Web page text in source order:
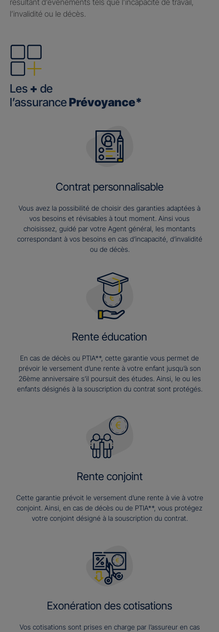
résultant d’événements tels que l’incapacité de travail,
l’invalidité ou le décès.
Les + de
l’assurance Prévoyance*
Contrat personnalisable
Vous avez la possibilité de choisir des garanties adaptées à
vos besoins et révisables à tout moment. Ainsi vous
choisissez, guidé par votre Agent général, les montants
correspondant à vos besoins en cas d’incapacité, d’invalidité
ou de décès.
Rente éducation
En cas de décès ou PTIA**, cette garantie vous permet de
prévoir le versement d’une rente à votre enfant jusqu’à son
26ème anniversaire s’il poursuit des études. Ainsi, le ou les
enfants désignés à la souscription du contrat sont protégés.
Rente conjoint
Cette garantie prévoit le versement d’une rente à vie à votre
conjoint. Ainsi, en cas de décès ou de PTIA**, vous protégez
votre conjoint désigné à la souscription du contrat.
Exonération des cotisations
Vos cotisations sont prises en charge par l’assureur en cas